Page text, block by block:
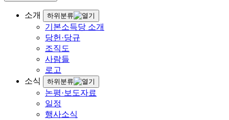
소개 하위분류
기본소득당 소개
당헌·당규
조직도
사람들
로고
소식
하위분류
논평·보도자료
일정
행사소식